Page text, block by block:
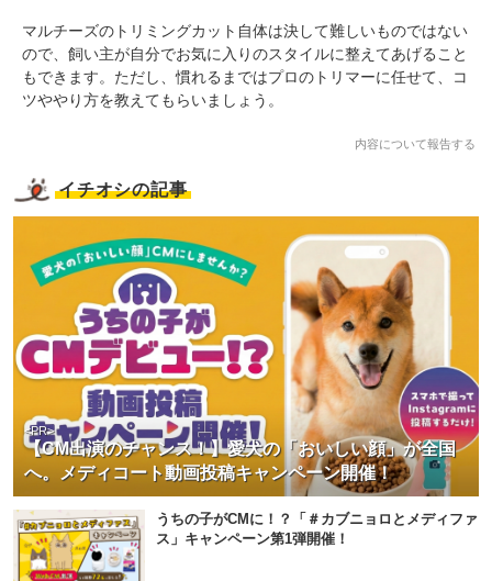
マルチーズのトリミングカット自体は決して難しいものではない
ので、飼い主が自分でお気に入りのスタイルに整えてあげること
もできます。ただし、慣れるまではプロのトリマーに任せて、コ
ツややり方を教えてもらいましょう。
内容について報告する
イチオシの記事
【CM出演のチャンス！】愛犬の「おいしい顔」が全国
へ。メディコート動画投稿キャンペーン開催！
<PR>
うちの子がCMに！？「＃カブニョロとメディファ
ス」キャンペーン第1弾開催！